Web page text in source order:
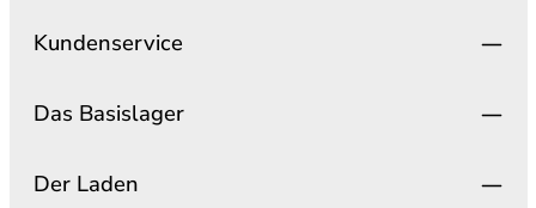
Kundenservice
Das Basislager
Der Laden